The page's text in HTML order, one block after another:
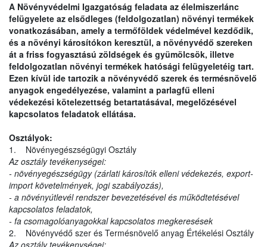
A Növényvédelmi Igazgatóság feladata az élelmiszerlánc
felügyelete az elsődleges (feldolgozatlan) növényi termékek
vonatkozásában, amely a termőföldek védelmével kezdődik,
és a növényi károsítókon keresztül, a növényvédő szereken
át a friss fogyasztású zöldségek és gyümölcsök, illetve
feldolgozatlan növényi termékek hatósági felügyeletéig tart.
Ezen kívül ide tartozik a növényvédő szerek és termésnövelő
anyagok engedélyezése, valamint a parlagfű elleni
védekezési kötelezettség betartatásával, megelőzésével
kapcsolatos feladatok ellátása.
Osztályok:
1. Növényegészségügyi Osztály
Az osztály tevékenységei:
- növényegészségügy (zárlati károsítók elleni védekezés, export-
import követelmények, jogi szabályozás),
- a növényútlevél rendszer bevezetésével és működtetésével
kapcsolatos feladatok,
- fa csomagolóanyagokkal kapcsolatos megkeresések
2. Növényvédő szer és Termésnövelő anyag Értékelési Osztály